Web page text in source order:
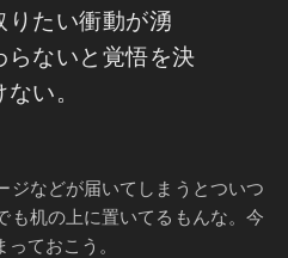
りたい衝動が湧
らないと覚悟を決
い。
などが届いてしまうとついつ
も机の上に置いてるもんな。今
ておこう。